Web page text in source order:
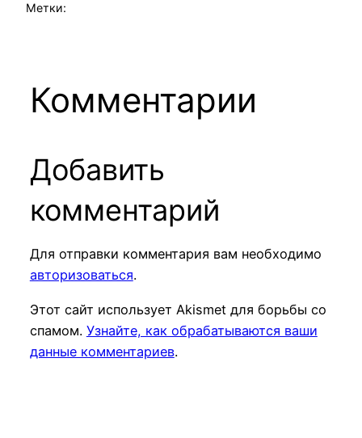
Метки:
Комментарии
Добавить
комментарий
Для отправки комментария вам необходимо
авторизоваться.
Этот сайт использует Akismet для борьбы со
спамом. Узнайте, как обрабатываются ваши
данные комментариев.